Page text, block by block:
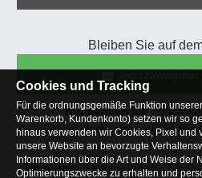
Bleiben Sie auf
Kundenservice Mein
Zahlungsarten
Häufige
Über uns
Unternehmen Blog
Cookies und Tracking
Für die ordnungsgemäße Funktion
Warenkorb, Kundenkonto) setzen wir so
hinaus verwenden wir Cookies, Pixel und
unsere Website an bevorzugte
Informationen über die Art und Weise der
Optimierungszwecke zu erhalten und